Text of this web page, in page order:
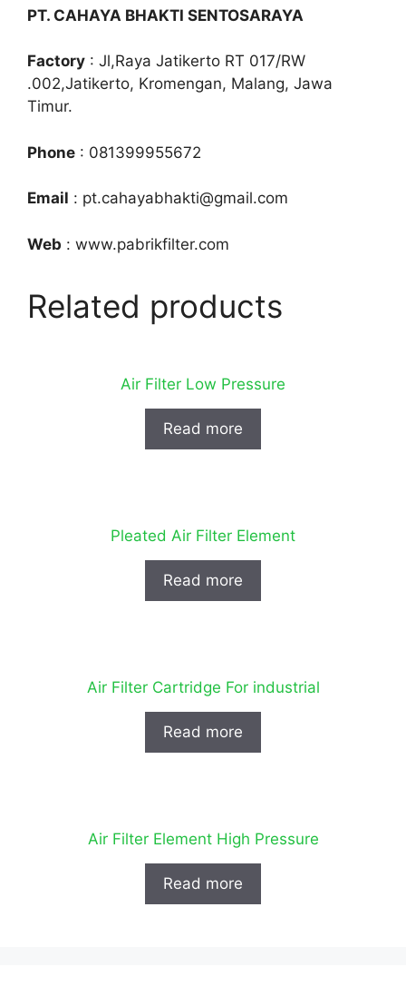
PT. CAHAYA BHAKTI SENTOSARAYA
Factory : Jl,Raya Jatikerto RT 017/RW
.002,Jatikerto, Kromengan, Malang, Jawa
Timur.
Phone : 081399955672
Email : pt.cahayabhakti@gmail.com
Web : www.pabrikfilter.com
Related products
Air Filter Low Pressure
Read more
Pleated Air Filter Element
Read more
Air Filter Cartridge For industrial
Read more
Air Filter Element High Pressure
Read more